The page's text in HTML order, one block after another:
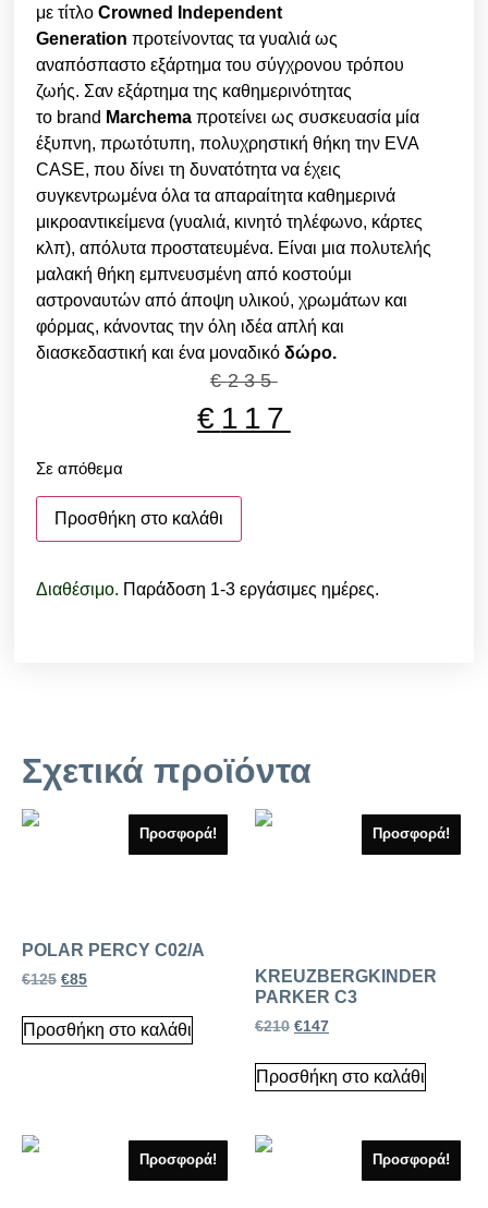
με τίτλοCrowned Independent
Generation προτείνοντας τα γυαλιά ως
αναπόσπαστο εξάρτημα του σύγχρονου τρόπου
ζωής. Σαν εξάρτημα της καθημερινότητας
το brand Marchema προτείνει ως συσκευασία μία
έξυπνη, πρωτότυπη, πολυχρηστική θήκη την EVA
CASE, που δίνει τη δυνατότητα να έχεις
συγκεντρωμένα όλα τα απαραίτητα καθημερινά
μικροαντικείμενα (γυαλιά, κινητό τηλέφωνο, κάρτες
κλπ), απόλυτα προστατευμένα. Είναι μια πολυτελής
μαλακή θήκη εμπνευσμένη από κοστούμι
αστροναυτών από άποψη υλικού, χρωμάτων και
φόρμας, κάνοντας την όλη ιδέα απλή και
διασκεδαστική και ένα μοναδικό δώρο.
€235
€ 117
Σε απόθεμα
Προσθήκη στο καλάθι
Διαθέσιμο. Παράδοση 1-3 εργάσιμες ημέρες.
Σχετικά προϊόντα
Προσφορά!
POLAR PERCY C02/A
€125 €85
Προσθήκη στο καλάθι
Προσφορά!
KREUZBERGKINDER
PARKER C3
€210 €147
Προσθήκη στο καλάθι
Προσφορά! Προσφορά!